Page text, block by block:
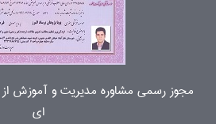
مجوز رسمی مشاوره مدیریت و آموزش از
ای